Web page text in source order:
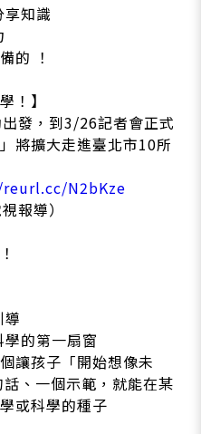
知識
的 ！
！】
發，到3/26記者會正式
將擴大走進臺北市10所
N2bKze
報導）
的第一扇窗
讓孩子「開始想像未
、一個示範，就能在某
或科學的種子